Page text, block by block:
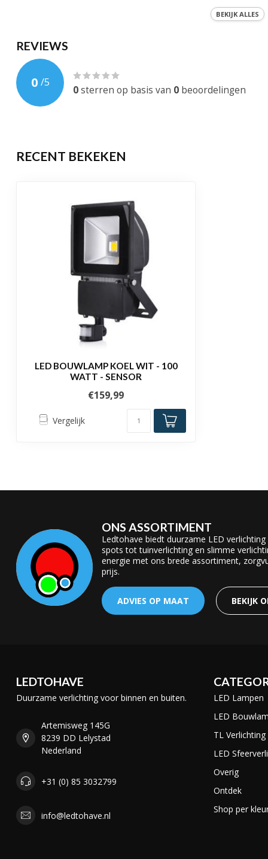
Koel wit
Bewegingssensor
Dimbaar
EAN-code
Garantie
BEKIJK ALLES
REVIEWS
0 /5
0sterren op basis van 0 beoordelingen
RECENT BEKEKEN
LED BOUWLAMP KOEL WIT - 100
WATT - SENSOR
€159,99
Vergelijk
ONS ASSORTIMENT
Ledtohave biedt duurzame LED
spots tot tuinverlichting en slimme
energie met ons brede assortiment,
prijs.
ADVIES OP MAAT BEKIJK
LEDTOHAVE
Duurzame verlichting voor binnen en buiten.
Artemisweg 145G
8239 DD Lelystad
Nederland
+31 (0) 85 3032799
info@ledtohave.nl
LED Lampen
LED
TL Verlichting
LED
Overig
Ontdek
Shop per